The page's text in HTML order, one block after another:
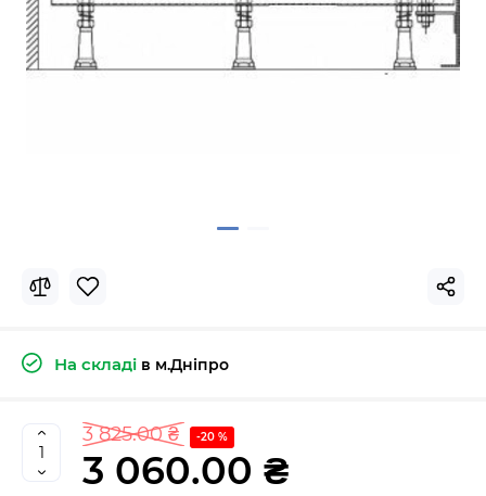
На складі в м.Дніпро
3 825.00 ₴ -20 %
3 060.00 ₴